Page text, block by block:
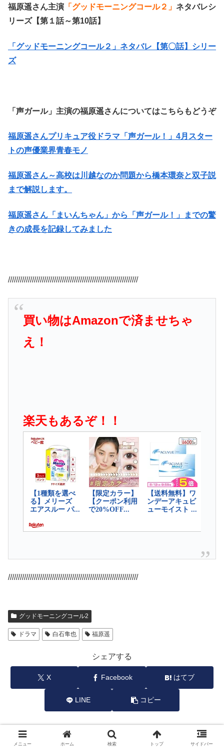
福原遥さん主演 「グッドモーニングコール２」 ネタバレシ
リーズ【第１話～第10話】
「グッドモーニングコール２」ネタバレ【第〇話】シリー
ズ
「声ガール」主演の福原遥さんについてはこちらもどうぞ
福原遥さんプリキュア役ドラマ「声ガール！」4月スター
トの声優業界青春モノ
福原遥さん～高校は川越なのか問題から橋本環奈と双子説
まで解説します。
福原遥さん「まいんちゃん」から「声ガール！」までの驚
きの成長を記録してみました
/////////////////////////////////////////////////////////////////
買い物はAmazonで済ませちゃ
え！
楽天もあるぞ！！
/////////////////////////////////////////////////////////////////
グッドモーニングコール2
ドラマ 白石隼也 福原遥
シェアする
X Facebook はてブ
LINE コピー
トッケイをフォローする
メニュー ホーム 検索 トップ サイドバー